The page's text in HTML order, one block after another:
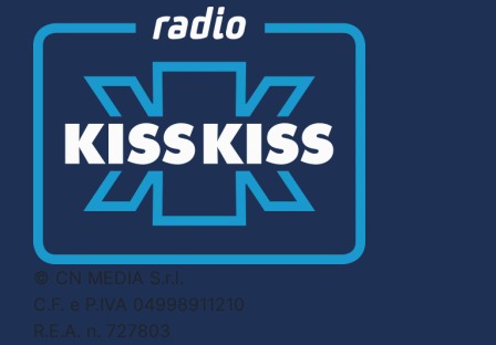
© CN MEDIA S.r.l.
C.F. e P.IVA 04998911210
R.E.A. n. 727803